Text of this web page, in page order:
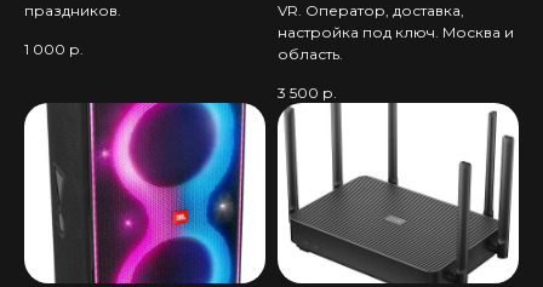
праздников.
1 000 р.
VR. Оператор, доставка,
настройка под ключ. Москва и
область.
3 500 р.
Мы создадим игровой контент под
ваши нужды и пожелания, будь
РАЗРАБОТАЕМ КОНТЕНТ
СПЕЦИАЛЬНО ДЛЯ ВАС